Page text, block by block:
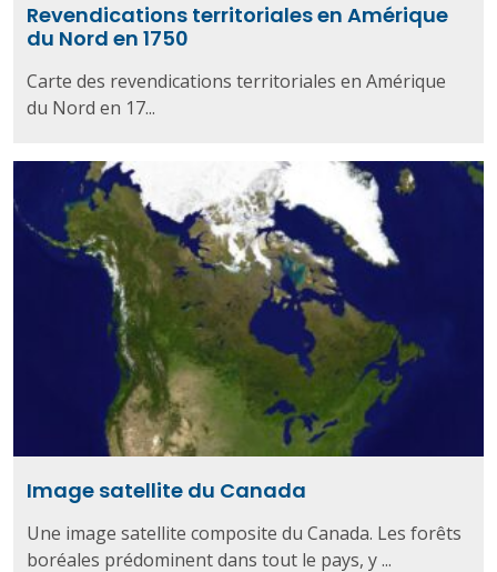
Revendications territoriales en Amérique
du Nord en 1750
Carte des revendications territoriales en Amérique
du Nord en 17...
Image satellite du Canada
Une image satellite composite du Canada. Les forêts
boréales prédominent dans tout le pays, y ...